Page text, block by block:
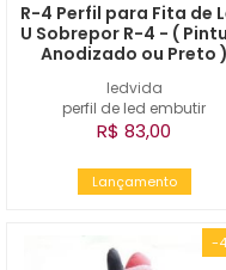
ledvida
perfil de led embutir
R-4 Perfil para Fita de
U Sobrepor R-4 - (
Anodizado ou Preto )
R$ 83,00
Lançamento
-